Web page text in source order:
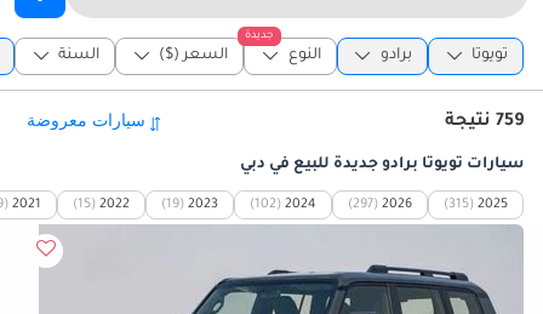
تويوتا برادو
جديدة
النوع السعر ($) السنة
759 نتيجة
سيارات تويوتا برادو جديدة للبيع في دبي
2025
(315)
2026
(297)
2024
(102)
2023
(19)
2022
(15)
2021